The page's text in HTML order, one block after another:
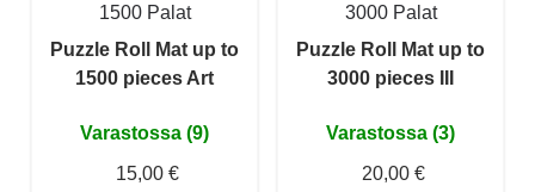
1500 Palat
Puzzle Roll Mat up to
1500 pieces Art
Varastossa (9)
15,00 €
3000 Palat
Puzzle Roll Mat up to
3000 pieces III
Varastossa (3)
20,00 €